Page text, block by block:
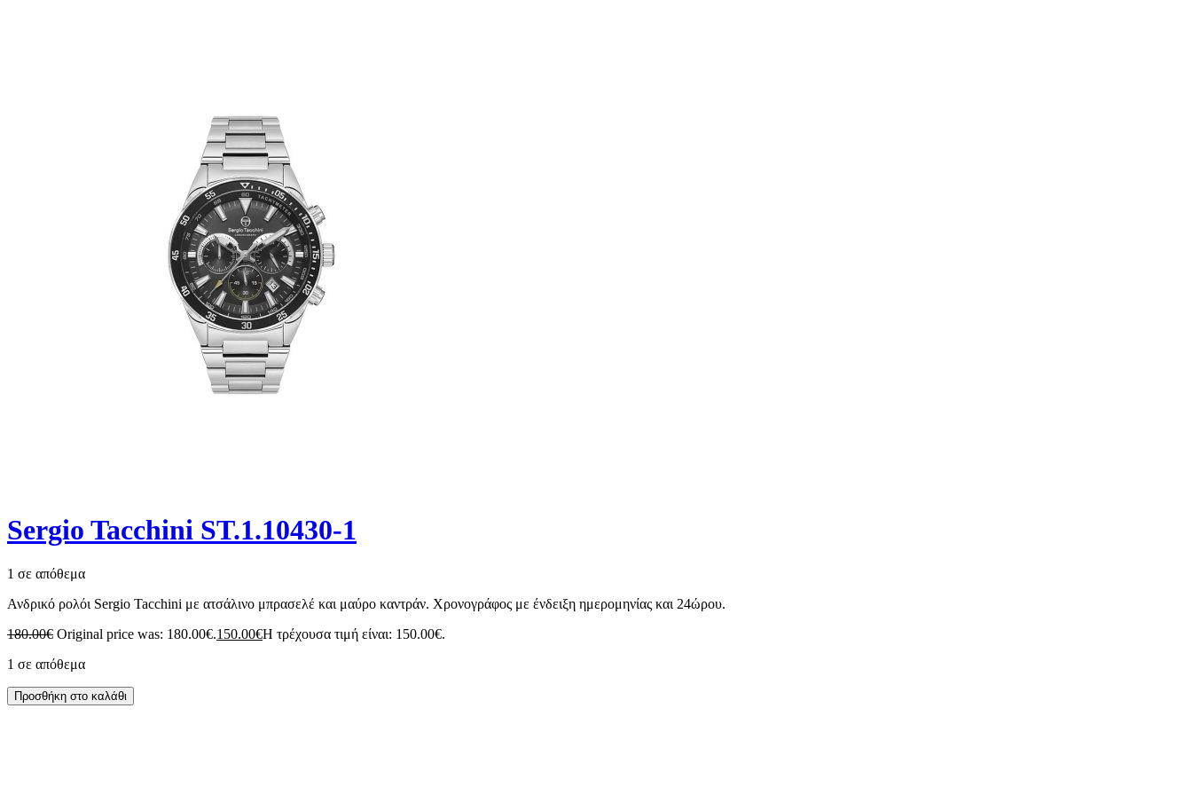
Sergio Tacchini ST.1.10430-1
1 σε απόθεμα
Ανδρικό ρολόι Sergio Tacchini με ατσάλινο μπρασελέ και μαύρο καντράν. Χρονογράφος με ένδειξη ημερομηνίας και 24ώρου.
180.00€ Original price was: 180.00€.150.00€Η τρέχουσα τιμή είναι: 150.00€.
1 σε απόθεμα
Προσθήκη στο καλάθι